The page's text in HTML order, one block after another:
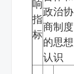
响
指
标
政治协
商制度
的思想
认识